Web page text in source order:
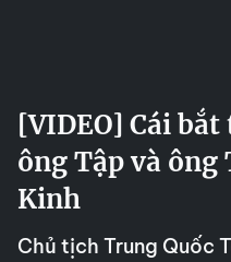
[VIDEO] Cái
ông Tập và ông
Kinh
Chủ tịch Trung Quốc